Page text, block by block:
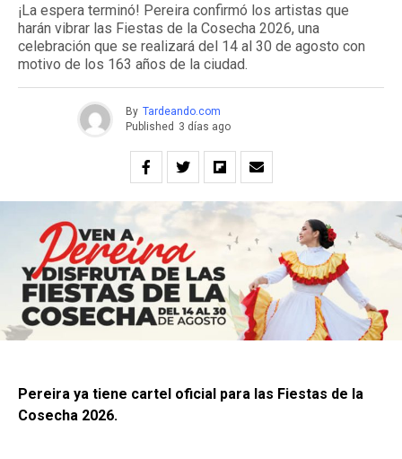
¡La espera terminó! Pereira confirmó los artistas que
harán vibrar las Fiestas de la Cosecha 2026, una
celebración que se realizará del 14 al 30 de agosto con
motivo de los 163 años de la ciudad.
By Tardeando.com
Published 3 días ago
Pereira ya tiene cartel oficial para las Fiestas de la
Cosecha 2026.